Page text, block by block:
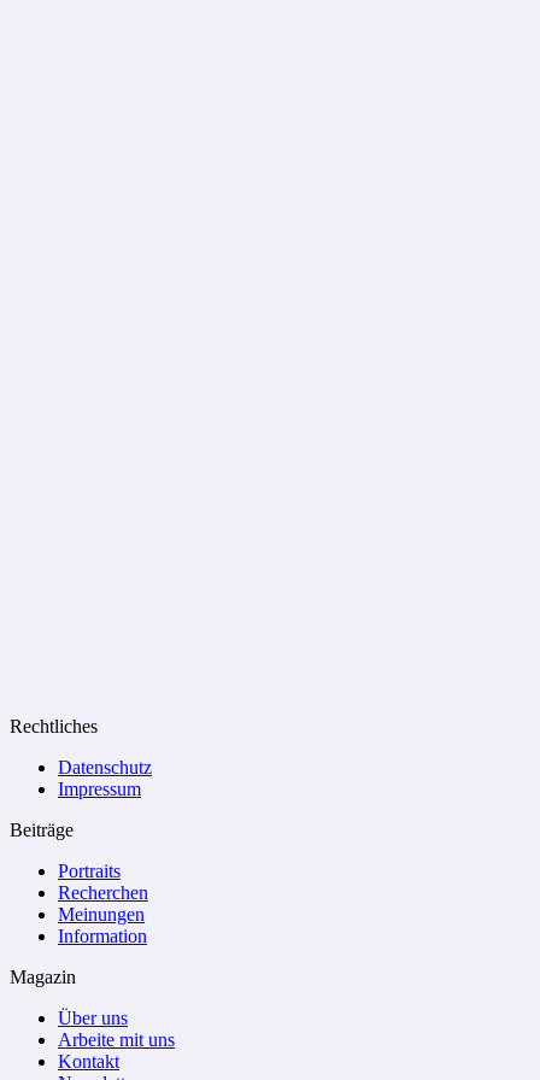
Rechtliches
Datenschutz
Impressum
Beiträge
Portraits
Recherchen
Meinungen
Information
Magazin
Über uns
Arbeite mit uns
Kontakt